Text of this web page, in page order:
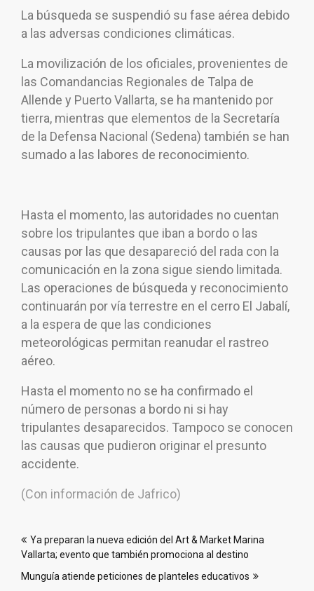
La búsqueda se suspendió su fase aérea debido
a las adversas condiciones climáticas.
La movilización de los oficiales, provenientes de
las Comandancias Regionales de Talpa de
Allende y Puerto Vallarta, se ha mantenido por
tierra, mientras que elementos de la Secretaría
de la Defensa Nacional (Sedena) también se han
sumado a las labores de reconocimiento.
Hasta el momento, las autoridades no cuentan
sobre los tripulantes que iban a bordo o las
causas por las que desapareció del rada con la
comunicación en la zona sigue siendo limitada.
Las operaciones de búsqueda y reconocimiento
continuarán por vía terrestre en el cerro El Jabalí,
a la espera de que las condiciones
meteorológicas permitan reanudar el rastreo
aéreo.
Hasta el momento no se ha confirmado el
número de personas a bordo ni si hay
tripulantes desaparecidos. Tampoco se conocen
las causas que pudieron originar el presunto
accidente.
(Con información de Jafrico)
de
entradas
Ya preparan la nueva edición del Art & Market Marina
Vallarta; evento que también promociona al destino
Munguía atiende peticiones de planteles educativos